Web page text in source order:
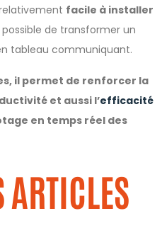
facile à installer
de transformer un
tableau communiquant.
il permet de renforcer la
et aussi l’efficacité
en temps réel des